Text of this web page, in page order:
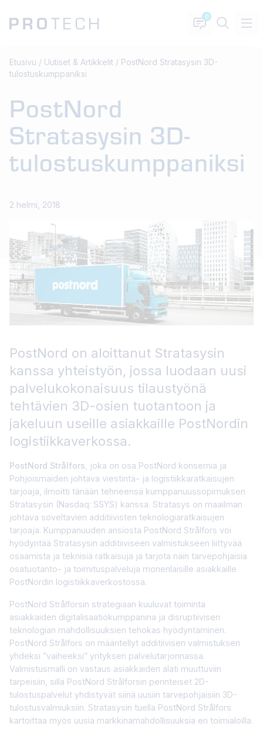
0
Etusivu / Uutiset & Artikkelit / PostNord Stratasysin 3D-
tulostuskumppaniksi
PostNord
Stratasysin 3D-
tulostuskumppaniksi
2 helmi, 2018
PostNord on aloittanut Stratasysin
kanssa yhteistyön, jossa luodaan uusi
palvelukokonaisuus tilaustyönä
tehtävien 3D-osien tuotantoon ja
jakeluun useille asiakkaille PostNordin
logistiikkaverkossa.
PostNord Strålfors , joka on osa PostNord konsernia ja
Pohjoismaiden johtava viestintä- ja logistiikkaratkaisujen
tarjoaja, ilmoitti tänään tehneensä kumppanuussopimuksen
Stratasysin (Nasdaq: SSYS) kanssa. Stratasys on maailman
johtava soveltavien additiivisten teknologiaratkaisujen
tarjoaja. Kumppanuuden ansiosta PostNord Strålfors voi
hyödyntää Stratasysin additiiviseen valmistukseen liittyvää
osaamista ja teknisiä ratkaisuja ja tarjota näin tarvepohjaisia
osatuotanto- ja toimituspalveluja monenlaisille asiakkaille
PostNordin logistiikkaverkostossa.
PostNord Strålforsin strategiaan kuuluvat toiminta
asiakkaiden digitalisaatiokumppanina ja disruptiivisen
teknologian mahdollisuuksien tehokas hyödyntäminen.
PostNord Strålfors on määritellyt additiivisen valmistuksen
yhdeksi ”vaiheeksi” yrityksen palvelutarjonnassa.
Valmistusmalli on vastaus asiakkaiden alati muuttuviin
tarpeisiin, sillä PostNord Strålforsin perinteiset 2D-
tulostuspalvelut yhdistyvät siinä uusiin tarvepohjaisiin 3D-
tulostusvalmiuksiin. Stratasysin tuella PostNord Strålfors
kartoittaa myös uusia markkinamahdollisuuksia eri toimialoilla.